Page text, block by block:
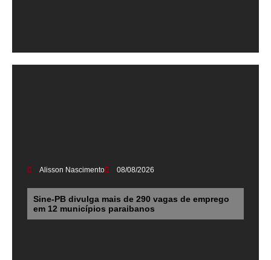
Alisson Nascimento 08/08/2026
Sine-PB divulga mais de 290 vagas de emprego
em 12 municípios paraibanos